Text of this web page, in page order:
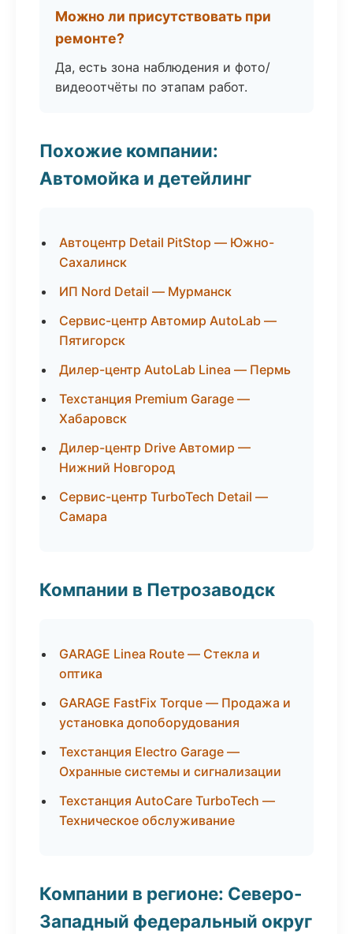
Можно ли присутствовать при
ремонте?
Да, есть зона наблюдения и фото/
видеоотчёты по этапам работ.
Похожие компании:
Автомойка и детейлинг
Автоцентр Detail PitStop — Южно-
Сахалинск
ИП Nord Detail — Мурманск
Сервис-центр Автомир AutoLab —
Пятигорск
Дилер-центр AutoLab Linea — Пермь
Техстанция Premium Garage —
Хабаровск
Дилер-центр Drive Автомир —
Нижний Новгород
Сервис-центр TurboTech Detail —
Самара
Компании в Петрозаводск
GARAGE Linea Route — Стекла и
оптика
GARAGE FastFix Torque — Продажа и
установка допоборудования
Техстанция Electro Garage —
Охранные системы и сигнализации
Техстанция AutoCare TurboTech —
Техническое обслуживание
Компании в регионе: Северо-
Западный федеральный округ